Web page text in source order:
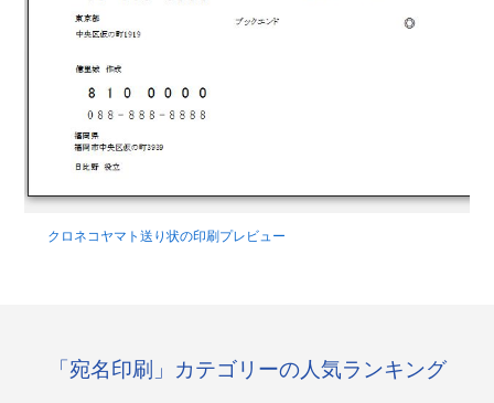
クロネコヤマト送り状の印刷プレビュー
「宛名印刷」カテゴリーの人気ランキング